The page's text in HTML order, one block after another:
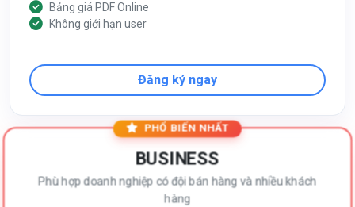
Bảng giá PDF Online
Không giới hạn user
Đăng ký ngay
PHỔ BIẾN NHẤT
BUSINESS
Phù hợp doanh nghiệp có đội bán hàng và nhiều khách
hàng